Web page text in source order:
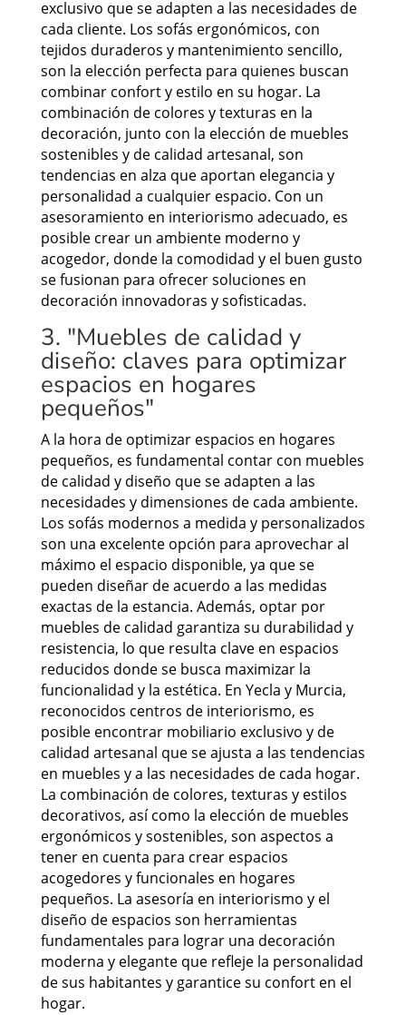
exclusivo que se adapten a las necesidades de
cada cliente. Los sofás ergonómicos, con
tejidos duraderos y mantenimiento sencillo,
son la elección perfecta para quienes buscan
combinar confort y estilo en su hogar. La
combinación de colores y texturas en la
decoración, junto con la elección de muebles
sostenibles y de calidad artesanal, son
tendencias en alza que aportan elegancia y
personalidad a cualquier espacio. Con un
asesoramiento en interiorismo adecuado, es
posible crear un ambiente moderno y
acogedor, donde la comodidad y el buen gusto
se fusionan para ofrecer soluciones en
decoración innovadoras y sofisticadas.
3. "Muebles de calidad y
diseño: claves para optimizar
espacios en hogares
pequeños"
A la hora de optimizar espacios en hogares
pequeños, es fundamental contar con muebles
de calidad y diseño que se adapten a las
necesidades y dimensiones de cada ambiente.
Los sofás modernos a medida y personalizados
son una excelente opción para aprovechar al
máximo el espacio disponible, ya que se
pueden diseñar de acuerdo a las medidas
exactas de la estancia. Además, optar por
muebles de calidad garantiza su durabilidad y
resistencia, lo que resulta clave en espacios
reducidos donde se busca maximizar la
funcionalidad y la estética. En Yecla y Murcia,
reconocidos centros de interiorismo, es
posible encontrar mobiliario exclusivo y de
calidad artesanal que se ajusta a las tendencias
en muebles y a las necesidades de cada hogar.
La combinación de colores, texturas y estilos
decorativos, así como la elección de muebles
ergonómicos y sostenibles, son aspectos a
tener en cuenta para crear espacios
acogedores y funcionales en hogares
pequeños. La asesoría en interiorismo y el
diseño de espacios son herramientas
fundamentales para lograr una decoración
moderna y elegante que refleje la personalidad
de sus habitantes y garantice su confort en el
hogar.